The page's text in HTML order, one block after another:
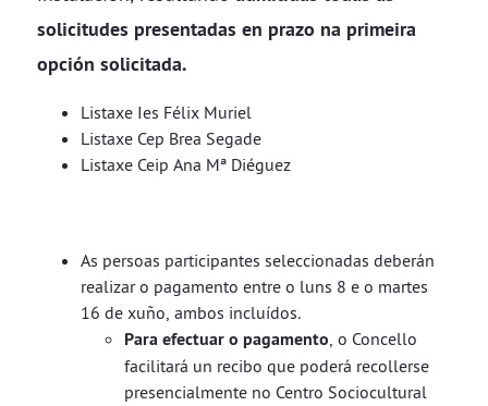
solicitudes presentadas en prazo na primeira
opción solicitada.
Listaxe Ies Félix Muriel
Listaxe Cep Brea Segade
Listaxe Ceip Ana Mª Diéguez
As persoas participantes seleccionadas deberán
realizar o pagamento entre o luns 8 e o martes
16 de xuño, ambos incluídos.
Para efectuar o pagamento, o Concello
facilitará un recibo que poderá recollerse
presencialmente no Centro Sociocultural